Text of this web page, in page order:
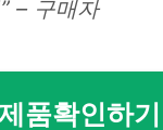
– 구매자
품확인하기